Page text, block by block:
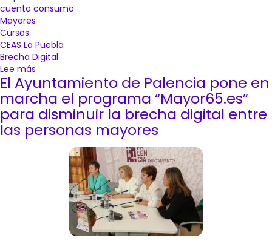
cuenta consumo
Mayores
Cursos
CEAS La Puebla
Brecha Digital
Lee más
Los
mayores
podrán
aprender
el
aplicación
Consumo
El Ayuntamiento de Palencia pone en
marcha el programa “Mayor65.es”
para disminuir la brecha digital entre
las personas mayores